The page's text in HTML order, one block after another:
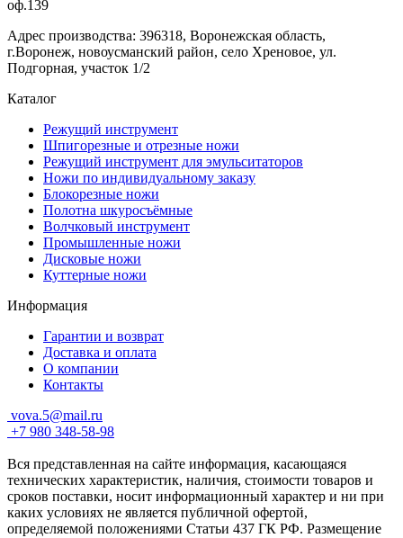
оф.139
Адрес производства: 396318, Воронежская область,
г.Воронеж, новоусманский район, село Хреновое, ул.
Подгорная, участок 1/2
Каталог
Режущий инструмент
Шпигорезные и отрезные ножи
Режущий инструмент для эмульситаторов
Ножи по индивидуальному заказу
Блокорезные ножи
Полотна шкуросъёмные
Волчковый инструмент
Промышленные ножи
Дисковые ножи
Куттерные ножи
Информация
Гарантии и возврат
Доставка и оплата
О компании
Контакты
vova.5@mail.ru
+7 980 348-58-98
Вся представленная на сайте информация, касающаяся
технических характеристик, наличия, стоимости товаров и
сроков поставки, носит информационный характер и ни при
каких условиях не является публичной офертой,
определяемой положениями Статьи 437 ГК РФ. Размещение